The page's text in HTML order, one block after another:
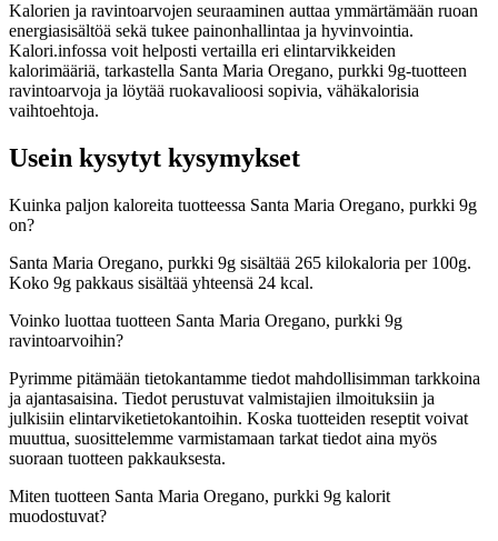
Kalorien ja ravintoarvojen seuraaminen auttaa ymmärtämään ruoan
energiasisältöä sekä tukee painonhallintaa ja hyvinvointia.
Kalori.infossa voit helposti vertailla eri elintarvikkeiden
kalorimääriä, tarkastella Santa Maria Oregano, purkki 9g-tuotteen
ravintoarvoja ja löytää ruokavalioosi sopivia, vähäkalorisia
vaihtoehtoja.
Usein kysytyt kysymykset
Kuinka paljon kaloreita tuotteessa Santa Maria Oregano, purkki 9g
on?
Santa Maria Oregano, purkki 9g sisältää 265 kilokaloria per 100g.
Koko 9g pakkaus sisältää yhteensä 24 kcal.
Voinko luottaa tuotteen Santa Maria Oregano, purkki 9g
ravintoarvoihin?
Pyrimme pitämään tietokantamme tiedot mahdollisimman tarkkoina
ja ajantasaisina. Tiedot perustuvat valmistajien ilmoituksiin ja
julkisiin elintarviketietokantoihin. Koska tuotteiden reseptit voivat
muuttua, suosittelemme varmistamaan tarkat tiedot aina myös
suoraan tuotteen pakkauksesta.
Miten tuotteen Santa Maria Oregano, purkki 9g kalorit
muodostuvat?